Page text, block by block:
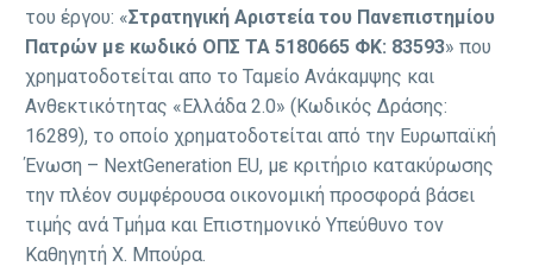
του έργου: «Στρατηγική Αριστεία του Πανεπιστημίου
Πατρών με κωδικό ΟΠΣ ΤΑ 5180665 ΦΚ: 83593» που
χρηματοδοτείται απο το Ταμείο Ανάκαμψης και
Ανθεκτικότητας «Ελλάδα 2.0» (Κωδικός Δράσης:
16289), το οποίο χρηματοδοτείται από την Ευρωπαϊκή
Ένωση – NextGeneration EU, με κριτήριο κατακύρωσης
την πλέον συμφέρουσα οικονομική προσφορά βάσει
τιμής ανά Τμήμα και Επιστημονικό Υπεύθυνο τον
Καθηγητή Χ. Μπούρα.